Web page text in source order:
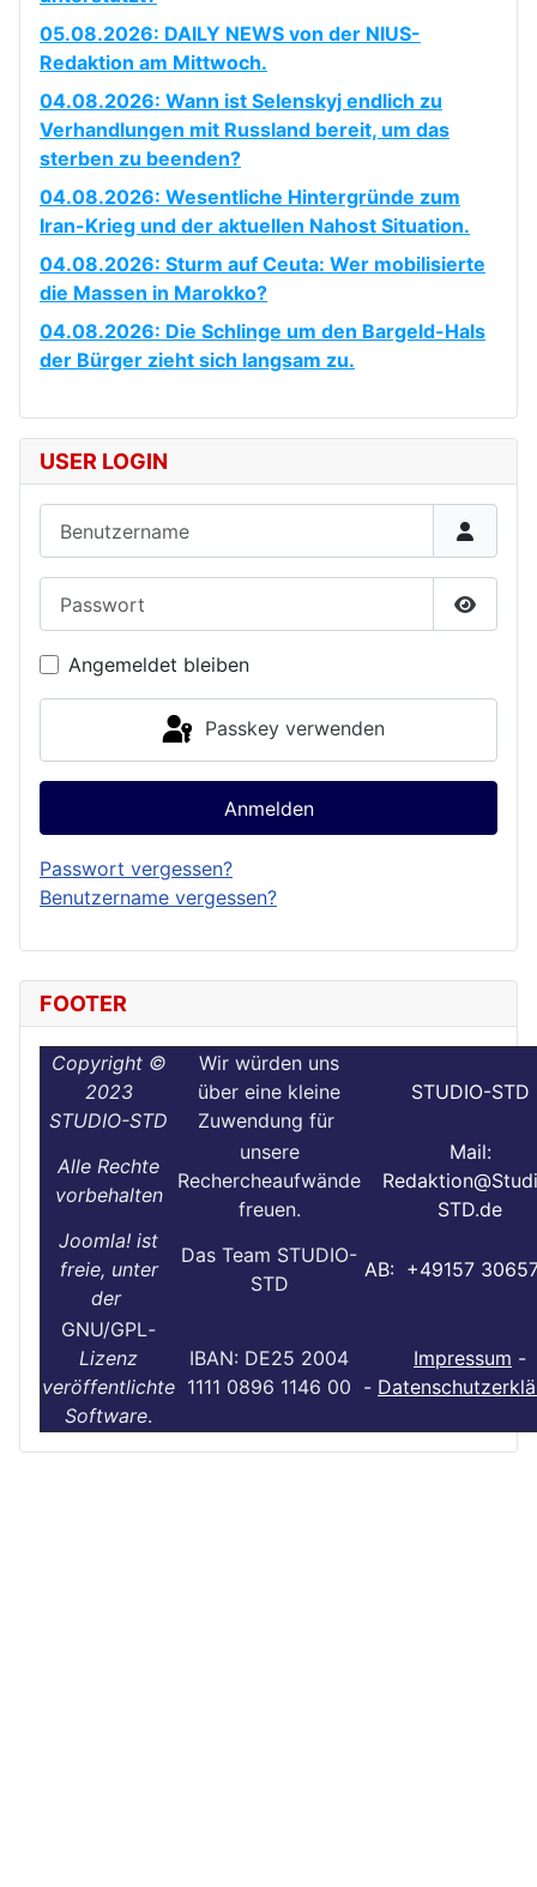
05.08.2026: DAILY NEWS von der NIUS-
Redaktion am Mittwoch.
04.08.2026: Wann ist Selenskyj endlich zu
Verhandlungen mit Russland bereit, um das
sterben zu beenden?
04.08.2026: Wesentliche Hintergründe zum
Iran-Krieg und der aktuellen Nahost Situation.
04.08.2026: Sturm auf Ceuta: Wer mobilisierte
die Massen in Marokko?
04.08.2026: Die Schlinge um den Bargeld-Hals
der Bürger zieht sich langsam zu.
USER LOGIN
Angemeldet bleiben
Passkey verwenden
Anmelden
Passwort vergessen?
Benutzername vergessen?
FOOTER
Copyright ©
2023
STUDIO-STD
Wir würden uns
über eine kleine
Zuwendung für
STUDIO-STD
Alle Rechte
vorbehalten
unsere
Rechercheaufwände
freuen.
Mail:
STD.de
Joomla! ist
freie, unter
der
Das Team STUDIO-
STD
AB: +49157
GNU/GPL-
Lizenz
veröffentlichte
Software.
IBAN: DE25 2004
1111 0896 1146 00
Impressum -
-